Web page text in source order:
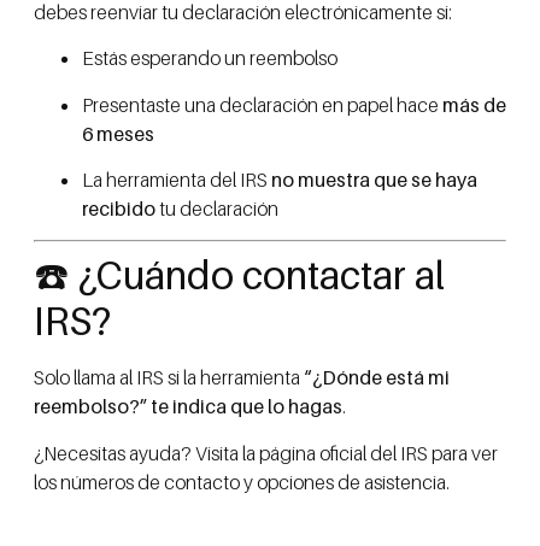
debes reenviar tu declaración electrónicamente si:
Estás esperando un reembolso
Presentaste una declaración en papel hace más de
6 meses
La herramienta del IRS no muestra que se haya
recibidotu declaración
☎️ ¿Cuándo contactar al
IRS?
Solo llama al IRS si la herramienta “¿Dónde está mi
reembolso?” te indica que lo hagas.
¿Necesitas ayuda? Visita la página oficial del IRS para ver
los números de contacto y opciones de asistencia.